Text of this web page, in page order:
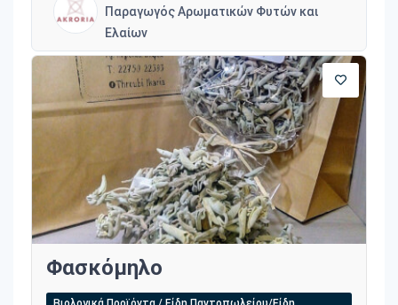
Παραγωγός Αρωματικών Φυτών και
Ελαίων
Φασκόμηλο